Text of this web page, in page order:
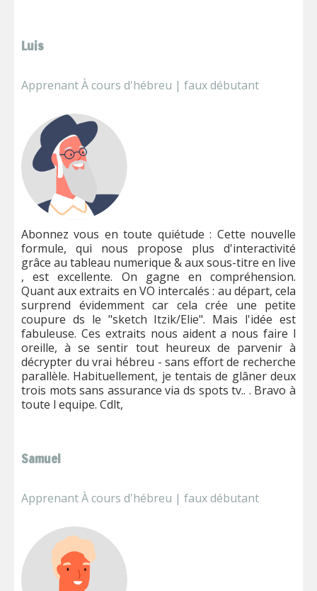
Luis
Apprenant À cours d'hébreu | faux débutant
Abonnez vous en toute quiétude : Cette nouvelle
formule, qui nous propose plus d'interactivité
grâce au tableau numerique & aux sous-titre en live
, est excellente. On gagne en compréhension.
Quant aux extraits en VO intercalés : au départ, cela
surprend évidemment car cela crée une petite
coupure ds le "sketch Itzik/Elie". Mais l'idée est
fabuleuse. Ces extraits nous aident a nous faire l
oreille, à se sentir tout heureux de parvenir à
décrypter du vrai hébreu - sans effort de recherche
parallèle. Habituellement, je tentais de glâner deux
trois mots sans assurance via ds spots tv.. . Bravo à
toute l equipe. Cdlt,
Samuel
Apprenant À cours d'hébreu | faux débutant